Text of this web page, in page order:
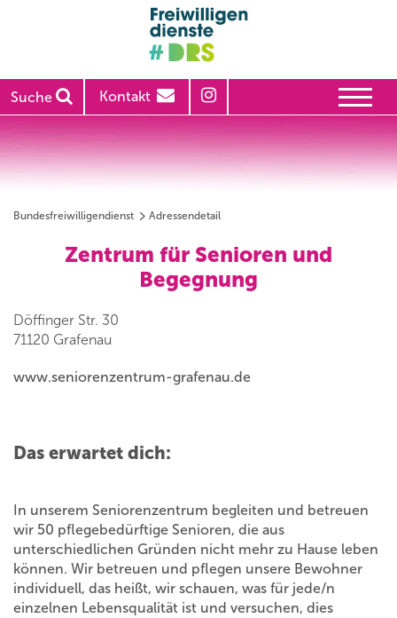
Suche Kontakt
Bundesfreiwilligendienst Adressendetail
Zentrum für Senioren und
Begegnung
Döffinger Str. 30
71120 Grafenau
www.seniorenzentrum-grafenau.de
Das erwartet dich:
In unserem Seniorenzentrum begleiten und betreuen
wir 50 pflegebedürftige Senioren, die aus
unterschiedlichen Gründen nicht mehr zu Hause leben
können. Wir betreuen und pflegen unsere Bewohner
individuell, das heißt, wir schauen, was für jede/n
einzelnen Lebensqualität ist und versuchen, dies